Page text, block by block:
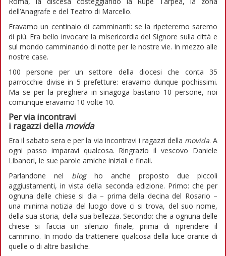
dell’Anagrafe e del Teatro di Marcello.
Eravamo un centinaio di camminanti: se la ripeteremo saremo
di più. Era bello invocare la misericordia del Signore sulla città e
sul mondo camminando di notte per le nostre vie. In mezzo alle
nostre case.
100 persone per un settore della diocesi che conta 35
parrocchie divise in 5 prefetture: eravamo dunque pochissimi.
Ma se per la preghiera in sinagoga bastano 10 persone, noi
comunque eravamo 10 volte 10.
Per via incontravi
i ragazzi della movida
Era il sabato sera e per la via incontravi i ragazzi della movida. A
ogni passo imparavi qualcosa. Ringrazio il vescovo Daniele
Libanori, le sue parole amiche iniziali e finali.
Parlandone nel blogho anche proposto due piccoli
aggiustamenti, in vista della seconda edizione. Primo: che per
ognuna delle chiese si dia – prima della decina del Rosario –
una minima notizia del luogo dove ci si trova, del suo nome,
della sua storia, della sua bellezza. Secondo: che a ognuna delle
chiese si faccia un silenzio finale, prima di riprendere il
cammino. In modo da trattenere qualcosa della luce orante di
quelle o di altre basiliche.